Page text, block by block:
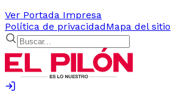
Ver Portada Impresa
Política de privacidadMapa del sitio